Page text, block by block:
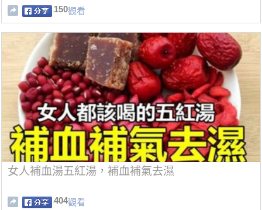
150觀看
女人補血湯五紅湯，補血補氣去濕
404觀看